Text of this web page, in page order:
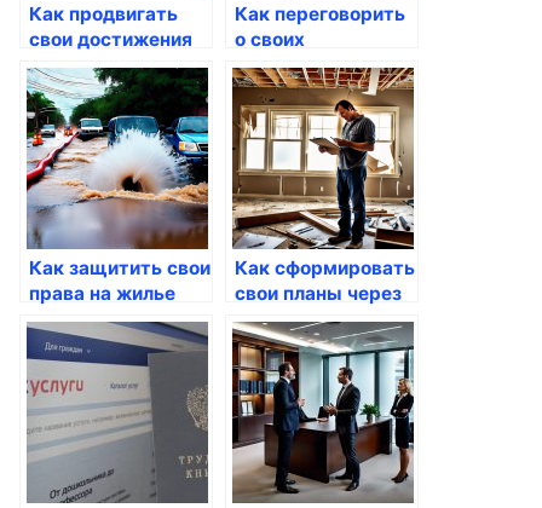
Как продвигать
свои достижения
через госуслуги
Как переговорить
о своих
достижениях
через госуслуги
Как защитить свои
права на жилье
через Госуслуги
Как сформировать
свои планы через
Госуслуги